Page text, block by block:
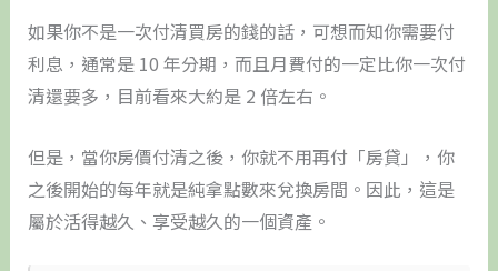
如果你不是一次付清買房的錢的話，可想而知你需要付
利息，通常是 10 年分期，而且月費付的一定比你一次付
清還要多，目前看來大約是 2 倍左右。
但是，當你房價付清之後，你就不用再付「房貸」，你
之後開始的每年就是純拿點數來兌換房間。因此，這是
屬於活得越久、享受越久的一個資產。